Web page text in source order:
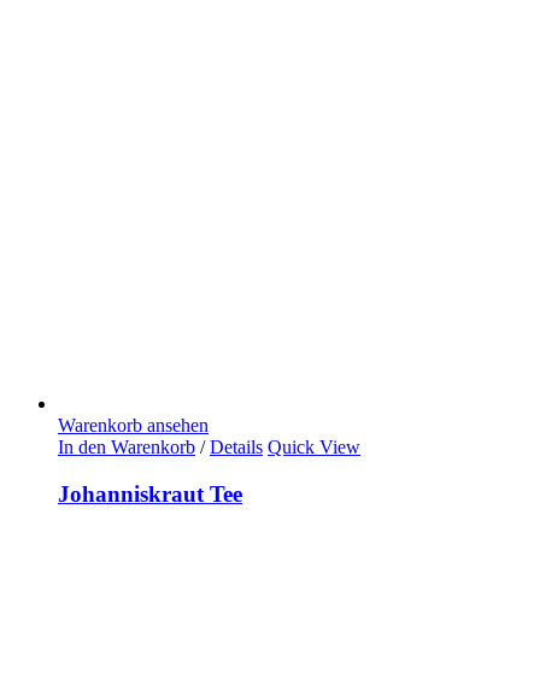
Warenkorb ansehen
In den Warenkorb / Details Quick View
Johanniskraut Tee